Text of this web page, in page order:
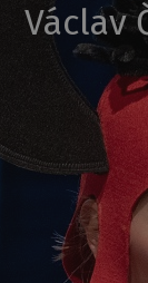
Václav